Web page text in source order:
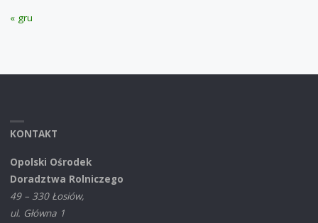
« gru
KONTAKT
Opolski Ośrodek
Doradztwa Rolniczego
49 – 330 Łosiów,
ul. Główna 1